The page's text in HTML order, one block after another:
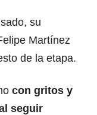
su
Martínez
de la etapa.
con gritos y
seguir